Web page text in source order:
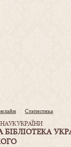
Статистика
УКРАЇНИ